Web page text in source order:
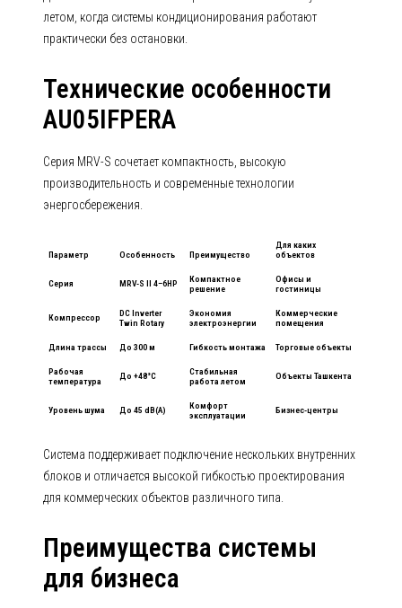
летом, когда системы кондиционирования работают
практически без остановки.
Технические особенности
AU05IFPERA
Серия MRV-S сочетает компактность, высокую
производительность и современные технологии
энергосбережения.
Параметр Особенность Преимущество
Для каких
объектов
Серия MRV-S II 4–6HP
Компактное
решение
Офисы и
гостиницы
Компрессор
DC Inverter
Twin Rotary
Экономия
электроэнергии
Коммерческие
помещения
Длина трассы До 300 м Гибкость монтажа Торговые объекты
Рабочая
температура
До +48°C
Стабильная
работа летом
Объекты Ташкента
Уровень шума До 45 dB(A)
Комфорт
эксплуатации
Бизнес-центры
Система поддерживает подключение нескольких внутренних
блоков и отличается высокой гибкостью проектирования
для коммерческих объектов различного типа.
Преимущества системы
для бизнеса